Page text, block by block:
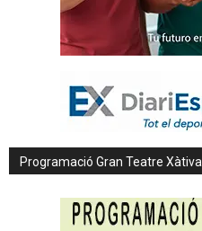
Programació Gran Teatre Xàtiva